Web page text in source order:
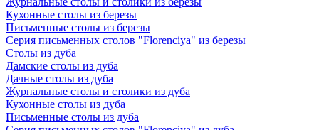
Кухонные столы из березы
Письменные столы из березы
Серия письменных столов "Florenciya" из березы
Столы из дуба
Дамские столы из дуба
Дачные столы из дуба
Журнальные столы и столики из дуба
Кухонные столы из дуба
Письменные столы из дуба